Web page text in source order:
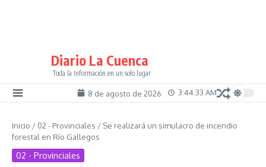
Diario La Cuenca
Toda la Información en un solo lugar
8 de agosto de 2026 3:44:33 AM
Inicio / 02 - Provinciales / Se realizará un simulacro de incendio
forestal en Río Gallegos
02 - Provinciales